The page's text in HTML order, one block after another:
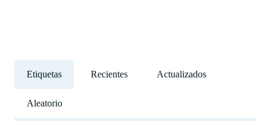
Etiquetas Recientes Actualizados
Aleatorio